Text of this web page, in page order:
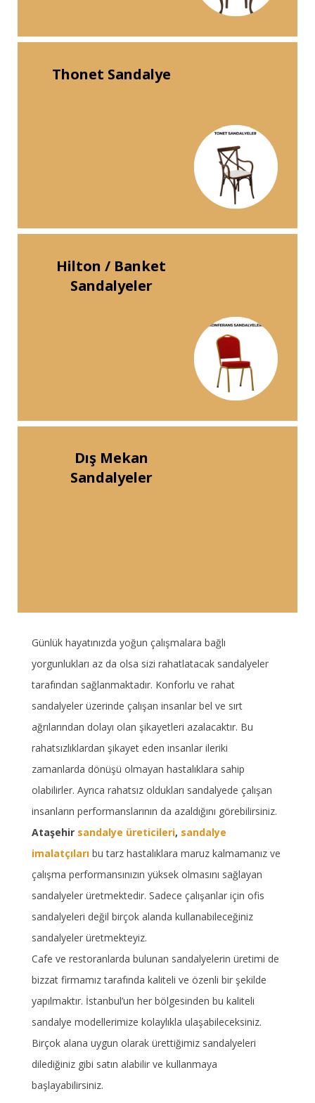
Thonet Sandalye
Hilton / Banket
Sandalyeler
Dış Mekan
Sandalyeler
Günlük hayatınızda yoğun çalışmalara bağlı
yorgunlukları az da olsa sizi rahatlatacak sandalyeler
tarafından sağlanmaktadır. Konforlu ve rahat
sandalyeler üzerinde çalışan insanlar bel ve sırt
ağrılarından dolayı olan şikayetleri azalacaktır. Bu
rahatsızlıklardan şikayet eden insanlar ileriki
zamanlarda dönüşü olmayan hastalıklara sahip
olabilirler. Ayrıca rahatsız oldukları sandalyede çalışan
insanların performanslarının da azaldığını görebilirsiniz.
Ataşehir sandalye üreticileri, sandalye
imalatçıları bu tarz hastalıklara maruz kalmamanız ve
çalışma performansınızın yüksek olmasını sağlayan
sandalyeler üretmektedir. Sadece çalışanlar için ofis
sandalyeleri değil birçok alanda kullanabileceğiniz
sandalyeler üretmekteyiz.
Cafe ve restoranlarda bulunan sandalyelerin üretimi de
bizzat firmamız tarafında kaliteli ve özenli bir şekilde
yapılmaktır. İstanbul’un her bölgesinden bu kaliteli
sandalye modellerimize kolaylıkla ulaşabileceksiniz.
Birçok alana uygun olarak ürettiğimiz sandalyeleri
dilediğiniz gibi satın alabilir ve kullanmaya
başlayabilirsiniz.